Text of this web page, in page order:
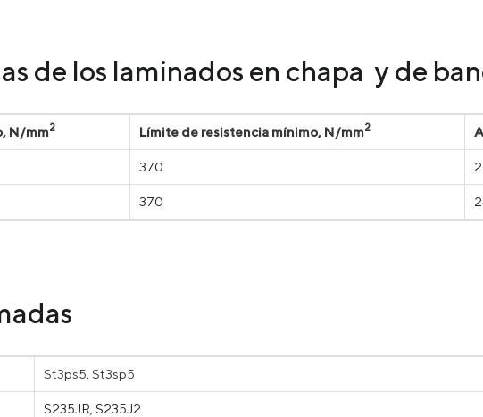
de los laminados en chapa y de
N/mm2 Límite de resistencia mínimo, N/mm2
370
370
St3ps5, St3sp5
S235JR, S235J2